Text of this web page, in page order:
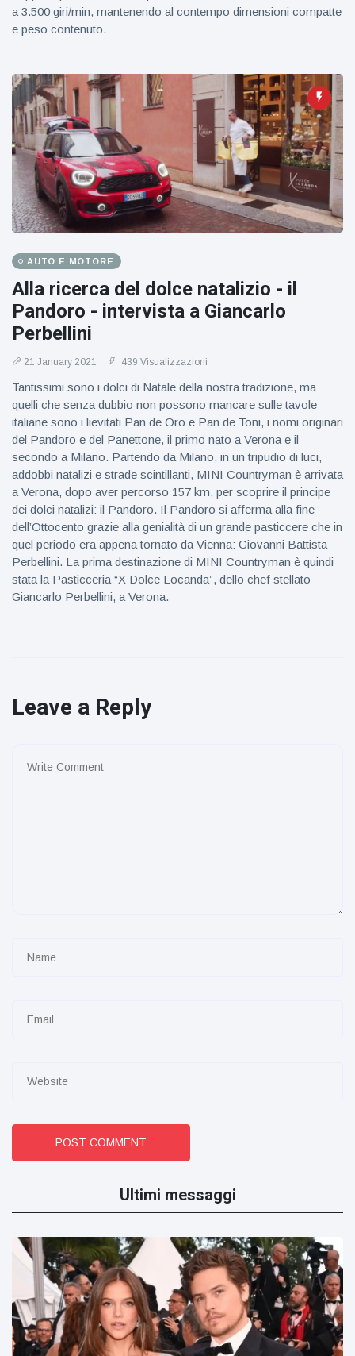
a 3.500 giri/min, mantenendo al contempo dimensioni compatte
e peso contenuto.
AUTO E MOTORE
Alla ricerca del dolce natalizio - il
Pandoro - intervista a Giancarlo
Perbellini
21 January 2021 439 Visualizzazioni
Tantissimi sono i dolci di Natale della nostra tradizione, ma
quelli che senza dubbio non possono mancare sulle tavole
italiane sono i lievitati Pan de Oro e Pan de Toni, i nomi originari
del Pandoro e del Panettone, il primo nato a Verona e il
secondo a Milano. Partendo da Milano, in un tripudio di luci,
addobbi natalizi e strade scintillanti, MINI Countryman è arrivata
a Verona, dopo aver percorso 157 km, per scoprire il principe
dei dolci natalizi: il Pandoro. Il Pandoro si afferma alla fine
dell’Ottocento grazie alla genialità di un grande pasticcere che in
quel periodo era appena tornato da Vienna: Giovanni Battista
Perbellini. La prima destinazione di MINI Countryman è quindi
stata la Pasticceria “X Dolce Locanda”, dello chef stellato
Giancarlo Perbellini, a Verona.
Leave a Reply
POST COMMENT
Ultimi messaggi